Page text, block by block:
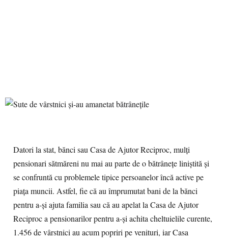
Datori la stat, bănci sau Casa de Ajutor Reciproc, mulţi
pensionari sătmăreni nu mai au parte de o bătrâneţe liniştită şi
se confruntă cu problemele tipice persoanelor încă active pe
piaţa muncii. Astfel, fie că au împrumutat bani de la bănci
pentru a-şi ajuta familia sau că au apelat la Casa de Ajutor
Reciproc a pensionarilor pentru a-şi achita cheltuielile curente,
1.456 de vârstnici au acum popriri pe venituri, iar Casa